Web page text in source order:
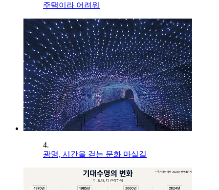
주택이라 어려워
4.
광명, 시간을 걷는 문화 마실길